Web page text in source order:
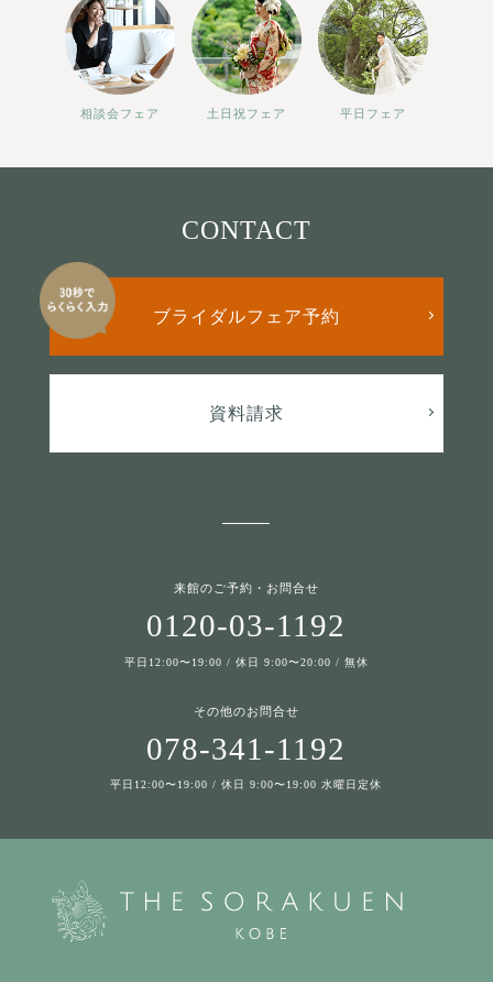
相談会フェア 土日祝フェア 平日フェア
CONTACT
ブライダルフェア予約
資料請求
来館のご予約・お問合せ
0120-03-1192
平日12:00〜19:00 / 休日 9:00〜20:00 / 無休
その他のお問合せ
078-341-1192
平日12:00〜19:00 / 休日 9:00〜19:00 水曜日定休